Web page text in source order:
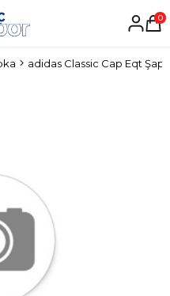
0
adidas Classic Cap Eqt